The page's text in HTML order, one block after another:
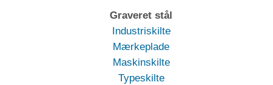
Graveret stål
Industriskilte
Mærkeplade
Maskinskilte
Typeskilte